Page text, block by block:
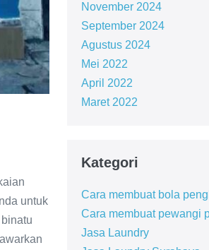
untuk
November 2024
September 2024
Agustus 2024
Mei 2022
April 2022
Maret 2022
Kategori
Cara membuat bola
Cara membuat pewangi
Jasa Laundry